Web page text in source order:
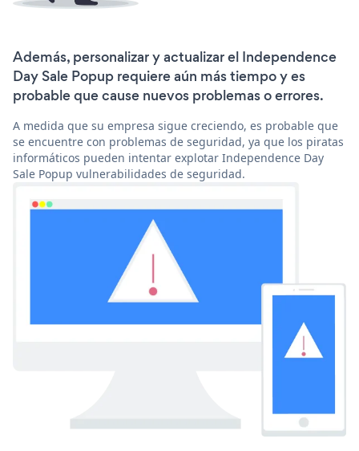
Además, personalizar y actualizar el Independence
Day Sale Popup requiere aún más tiempo y es
probable que cause nuevos problemas o errores.
A medida que su empresa sigue creciendo, es probable que
se encuentre con problemas de seguridad, ya que los piratas
informáticos pueden intentar explotar Independence Day
Sale Popup vulnerabilidades de seguridad.